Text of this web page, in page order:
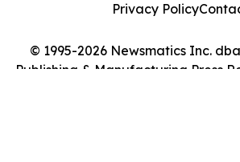
© 1995-2026 Newsmatics Inc.
Publishing & Manufacturing Press
Privacy Policy